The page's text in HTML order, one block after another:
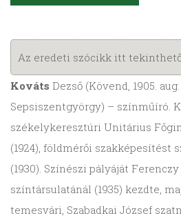
Az eredeti szócikk itt
Kováts Dezső (Kövend, 1905.
Sepsiszentgyörgy) – színműíró.
székelykeresztúri Unitárius
(1924), földmérői szakképesítést
(1930). Színészi pályáját
színtársulatánál (1935) kezdte,
temesvári, Szabadkai József